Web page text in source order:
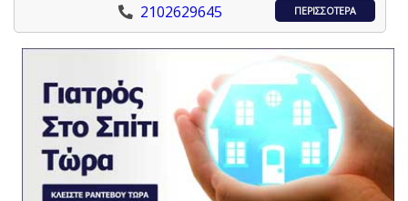
2102629645
ΠΕΡΙΣΣΟΤΕΡΑ